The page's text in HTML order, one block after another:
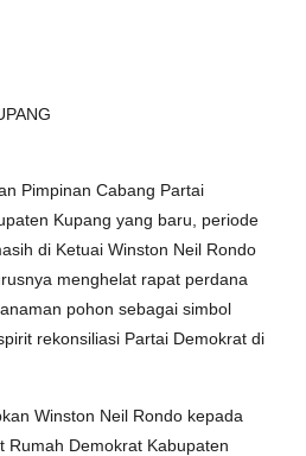
Pimpinan Cabang Partai
Kupang yang baru, periode
di Ketuai Winston Neil Rondo
menghelat rapat perdana
pohon sebagai simbol
rekonsiliasi Partai Demokrat di
Winston Neil Rondo kepada
Rumah Demokrat Kabupaten